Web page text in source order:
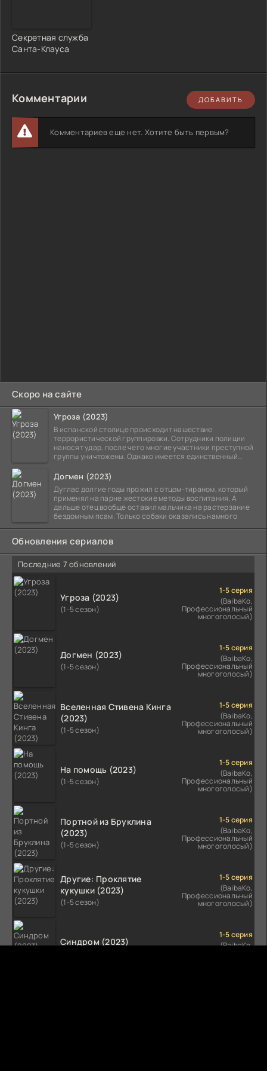
Скоро на сайте
Угроза (2023)
В испанской столице происходит нашествие
террористической группировки. Сотрудники полиции
наносят удар, после чего многие участники преступной
группы уничтожены. Однако имеется единственный
Догмен (2023)
Дуглас долгие годы прожил с отцом-тираном, который
применял на парне жестокие методы воспитания. А
дальше отец вообще оставил мальчика на растерзание
бездомным псам. Только собаки оказались намного
Обновления сериалов
Последние 7 обновлений
Угроза (2023)
(1-5 сезон)
1-5 серия
(BaibaKo,
Профессиональный
многоголосый)
Догмен (2023)
(1-5 сезон)
1-5 серия
(BaibaKo,
Профессиональный
многоголосый)
Вселенная Стивена Кинга
(2023)
(1-5 сезон)
1-5 серия
(BaibaKo,
Профессиональный
многоголосый)
На помощь (2023)
(1-5 сезон)
1-5 серия
(BaibaKo,
Профессиональный
многоголосый)
Портной из Бруклина
(2023)
(1-5 сезон)
1-5 серия
(BaibaKo,
Профессиональный
многоголосый)
Другие: Проклятие
кукушки (2023)
(1-5 сезон)
1-5 серия
(BaibaKo,
Профессиональный
многоголосый)
Синдром (2023)
1-5 серия
(BaibaKo,
Секретная служба
Санта-Клауса
Комментарии ДОБАВИТЬ
Комментариев еще нет. Хотите быть первым?